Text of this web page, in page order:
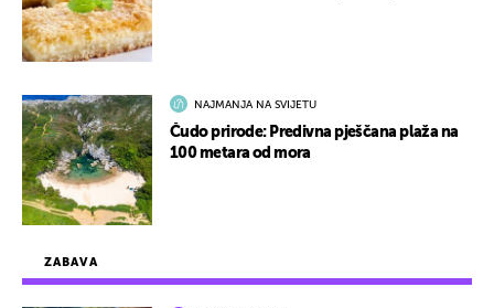
ZABAVA
NAJMANJA NA SVIJETU
Čudo prirode: Predivna pješčana plaža na
100 metara od mora